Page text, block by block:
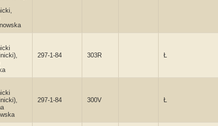
297-1-84 303R Ł
297-1-84 300V Ł